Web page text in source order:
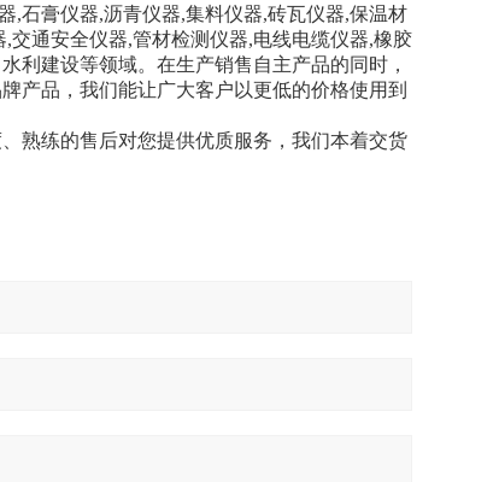
,石膏仪器,沥青仪器,集料仪器,砖瓦仪器,保温材
通安全仪器,管材检测仪器,电线电缆仪器,橡胶
利建设等领域。在生产销售自主产品的同时，
产品，我们能让广大客户以更低的价格使用到
熟练的售后对您提供优质服务，我们本着交货